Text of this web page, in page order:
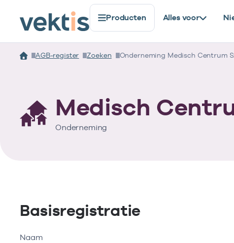
Producten Alles voor
AGB-register Zoeken Onderneming Medisch Centrum
Medisch
Onderneming
Basisregistratie
Naam